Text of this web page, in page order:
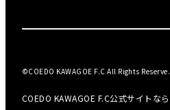
COEDO KAWAGOE F.C公式サイトな
©COEDO KAWAGOE F.C All Rights Reserve.